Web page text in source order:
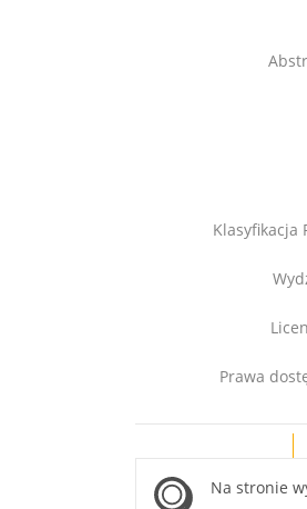
Klasyfikacja
Prawa
Na stronie